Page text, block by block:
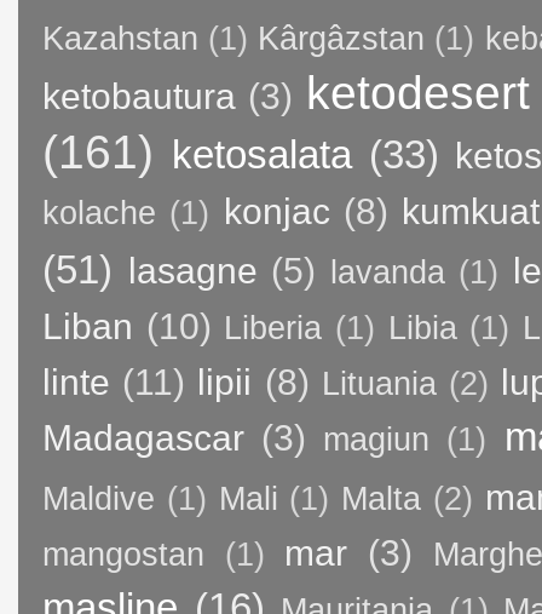
Kazahstan (1) Kârgâzstan (1)
ketobautura (3) ketodesert
(161) ketosalata (33)
kolache (1) konjac (8) kumkuat
(51) lasagne (5) lavanda (1)
Liban (10) Liberia (1) Libia (1)
linte (11) lipii (8) Lituania (2)
Madagascar (3) magiun (1)
Maldive (1) Mali (1) Malta (2)
mangostan (1) mar (3)